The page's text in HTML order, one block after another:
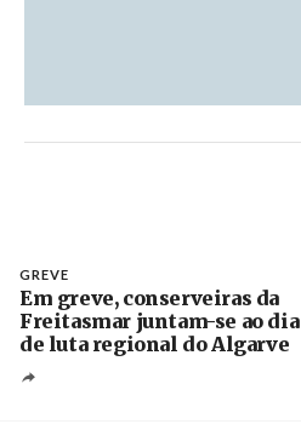
GREVE
Em greve, conserveiras da
Freitasmar juntam-se ao dia
de luta regional do Algarve